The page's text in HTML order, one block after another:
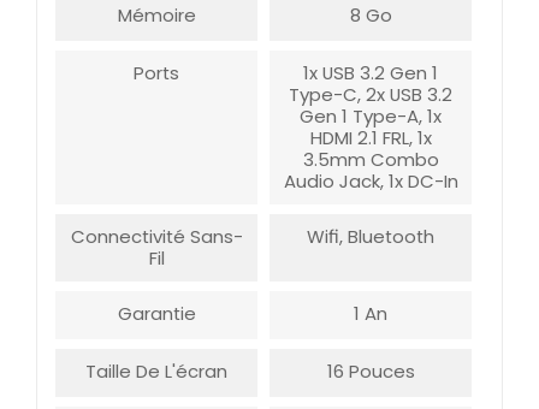
Mémoire 8 Go
Ports
1x USB 3.2 Gen 1
Type-C, 2x USB 3.2
Gen 1 Type-A, 1x
HDMI 2.1 FRL, 1x
3.5mm Combo
Audio Jack, 1x DC-In
Connectivité Sans-
Fil
Wifi, Bluetooth
Garantie 1 An
Taille De L'écran 16 Pouces